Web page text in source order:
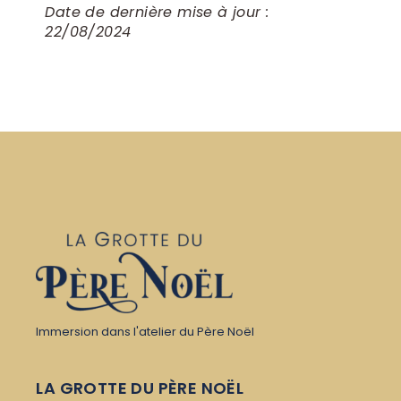
Date de dernière mise à jour :
22/08/2024
Immersion dans l'atelier du Père Noël
LA GROTTE DU PÈRE NOËL